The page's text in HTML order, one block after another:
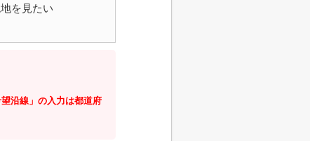
を見たい
沿線」の入力は都道府